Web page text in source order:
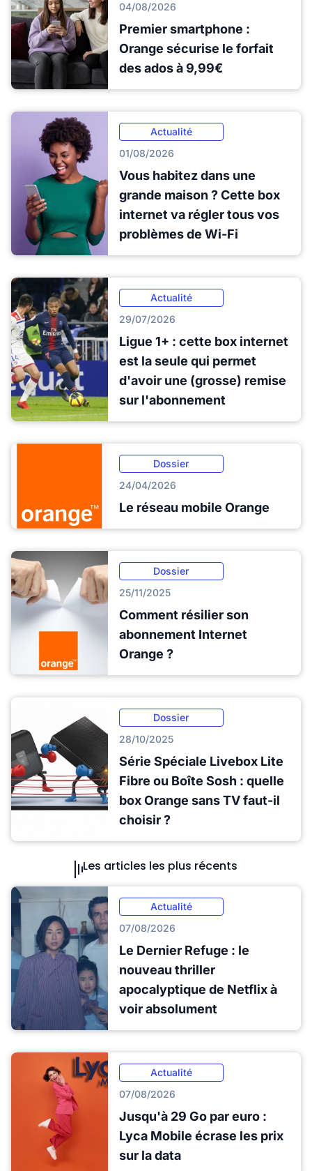
04/08/2026
Premier smartphone :
Orange sécurise le forfait
des ados à 9,99€
Actualité
01/08/2026
Vous habitez dans une
grande maison ? Cette box
internet va régler tous vos
problèmes de Wi-Fi
Actualité
29/07/2026
Ligue 1+ : cette box internet
est la seule qui permet
d'avoir une (grosse) remise
sur l'abonnement
Dossier
24/04/2026
Le réseau mobile Orange
Dossier
25/11/2025
Comment résilier son
abonnement Internet
Orange ?
Dossier
28/10/2025
Série Spéciale Livebox Lite
Fibre ou Boîte Sosh : quelle
box Orange sans TV faut-il
choisir ?
Les articles les plus récents
Actualité
07/08/2026
Le Dernier Refuge : le
nouveau thriller
apocalyptique de Netflix à
voir absolument
Actualité
07/08/2026
Jusqu'à 29 Go par euro :
Lyca Mobile écrase les prix
sur la data